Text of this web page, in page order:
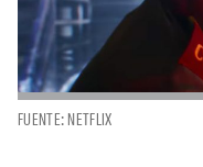
FUENTE: NETFLIX